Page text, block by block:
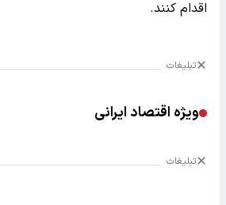
اقدام کنند.
تبلیغات
ویژه اقتصاد ایرانی
تبلیغات